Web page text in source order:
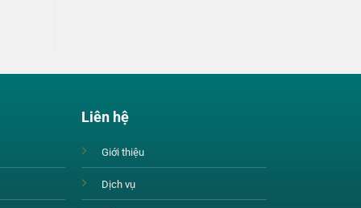
Liên hệ
Giới thiệu
Dịch vụ